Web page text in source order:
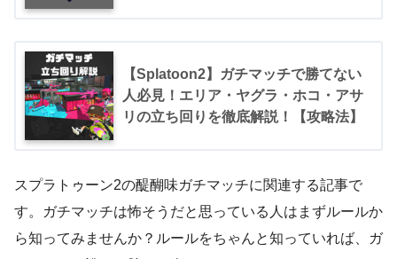
【Splatoon2】ガチマッチで勝てない
人必見！エリア・ヤグラ・ホコ・アサ
リの立ち回りを徹底解説！【攻略法】
スプラトゥーン2の醍醐味ガチマッチに関連する記事で
す。ガチマッチは怖そうだと思っている人はまずルールか
ら知ってみませんか？ルールをちゃんと知っていれば、ガ